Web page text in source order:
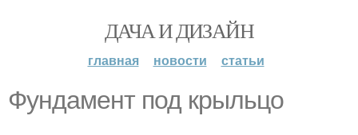
ДАЧА И ДИЗАЙН
главная новости статьи
Фундамент под крыльцо